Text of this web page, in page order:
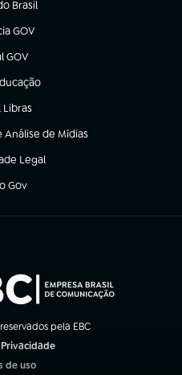
Brasil
nova aba)
GOV
nova aba)
GOVnova aba)
nova aba)
Libras
nova aba)
de Mídias
Legal
aba)
Gov
em nova aba)
pela EBC
de uso